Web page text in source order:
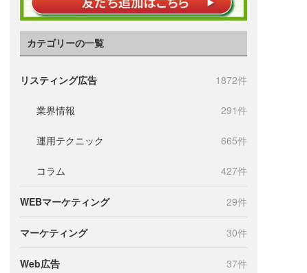
カテゴリーの一覧
リスティング広告 1872件
業界情報 291件
運用テクニック 665件
コラム 427件
WEBマーケティング 29件
マーケティング 30件
Web広告 37件